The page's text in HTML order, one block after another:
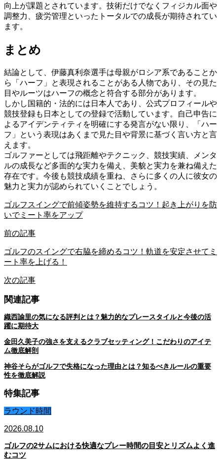
向上が課題とされています。技術だけでなくフィジカル面や
調整力、疲労管理といったトータルでの成長が期待されてい
ます。
まとめ
結論として、伊藤真利奈選手は母親がロシア系であることか
ら「ハーフ」と表現されることがある人物であり、その見た
目やルーツはハーフの概念と符合する部分があります。
しかし国籍的・法的には日本人であり、公式プロフィールや
競技登録も日本としての登録で活動しています。自己申告に
よるアイデンティティを明確にする発言がない限り、「ハー
フ」という表現はあくまで見た目や背景に基づく言い方と言
えます。
ゴルファーとしては飛距離やテクニック、競技実績、メンタ
ルの成長など多面的な実力を備え、美貌と実力を兼ね備えた
存在です。今後も競技成績を重ね、さらに多くの人に彼女の
魅力と実力が認められていくことでしょう。
ゴルフスイングで前傾姿勢を維持するコツ！起き上がりを防
いでミート率をアップ
前の記事
ゴルフのスイングで右脇を締めるコツ！軌道を安定させてミ
ート率を上げる！
次の記事
関連記事
織西諭里の気になる評判とは？魅力的なプレースタイルと今後の活
躍に期待大
金田久美子の強さを支えるクラブセッティング！こだわりのアイテ
ム徹底解剖
神谷そらがゴルフで失格になった理由とは？知るべきルールの重要
性を徹底解説
特集記事
ラウンド時間
2026.08.10
ゴルフの2サムにおける快適なプレー時間の目安とリズムよく進
むコツ